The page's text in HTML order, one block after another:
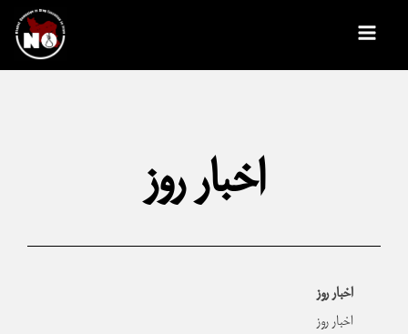
محتوا
Main
Menu
اخبار روز
اخبار روز
اخبار روز